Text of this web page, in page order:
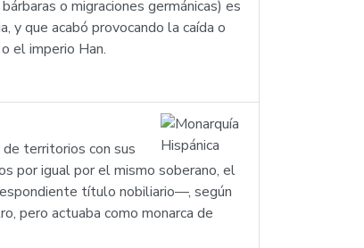
o migraciones germánicas) es
y que acabó provocando la caída o
el imperio Han.
de territorios con sus
por igual por el mismo soberano, el
título nobiliario—, según
pero actuaba como monarca de